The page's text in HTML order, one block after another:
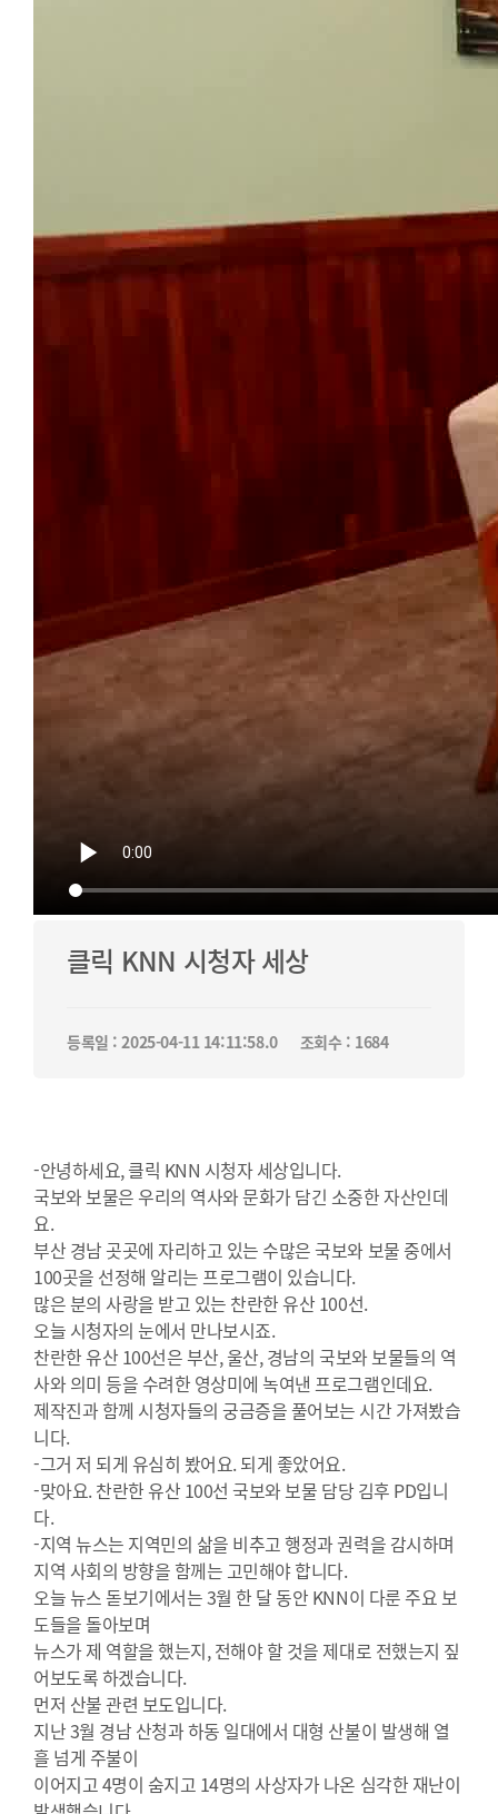
클릭 KNN 시청자 세상
등록일 : 2025-04-11 14:11:58.0 조회수 : 1684
-안녕하세요, 클릭 KNN 시청자 세상입니다.
국보와 보물은 우리의 역사와 문화가 담긴 소중한 자산인데
요.
부산 경남 곳곳에 자리하고 있는 수많은 국보와 보물 중에서
100곳을 선정해 알리는 프로그램이 있습니다.
많은 분의 사랑을 받고 있는 찬란한 유산 100선.
오늘 시청자의 눈에서 만나보시죠.
찬란한 유산 100선은 부산, 울산, 경남의 국보와 보물들의 역
사와 의미 등을 수려한 영상미에 녹여낸 프로그램인데요.
제작진과 함께 시청자들의 궁금증을 풀어보는 시간 가져봤습
니다.
-그거 저 되게 유심히 봤어요. 되게 좋았어요.
-맞아요. 찬란한 유산 100선 국보와 보물 담당 김후 PD입니
다.
-지역 뉴스는 지역민의 삶을 비추고 행정과 권력을 감시하며
지역 사회의 방향을 함께는 고민해야 합니다.
오늘 뉴스 돋보기에서는 3월 한 달 동안 KNN이 다룬 주요 보
도들을 돌아보며
뉴스가 제 역할을 했는지, 전해야 할 것을 제대로 전했는지 짚
어보도록 하겠습니다.
먼저 산불 관련 보도입니다.
지난 3월 경남 산청과 하동 일대에서 대형 산불이 발생해 열
흘 넘게 주불이
이어지고 4명이 숨지고 14명의 사상자가 나온 심각한 재난이